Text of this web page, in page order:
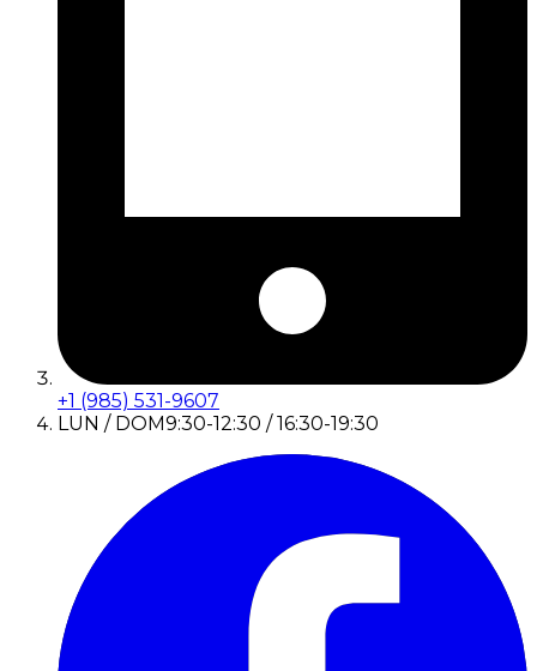
+1 (985) 531-9607
LUN / DOM9:30-12:30 / 16:30-19:30